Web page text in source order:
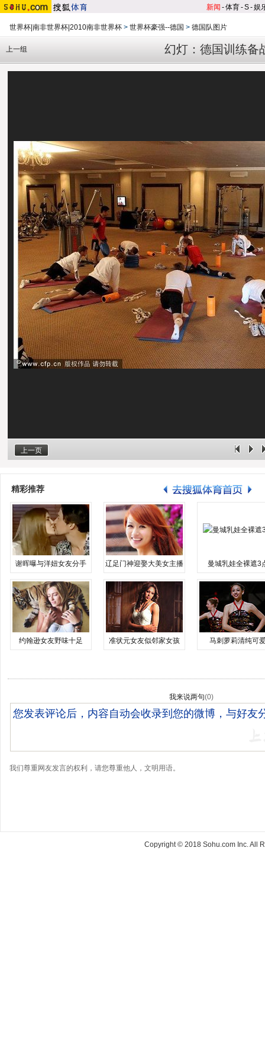
新闻 -体育-S-娱
世界杯|南非世界杯|2010南非世界杯 > 世界杯豪强--德国 > 德国队图片
幻灯：德国训练备
上一组
上一页
精彩推荐
谢晖曝与洋妞女友分手 辽足门神迎娶大美女主播 曼城乳娃全裸遮3
约翰逊女友野味十足 准状元女友似邻家女孩 马刺萝莉清纯可
我来说两句(0)
我们尊重网友发言的权利，请您尊重他人，文明用语。
Copyright © 2018 Sohu.com Inc. All